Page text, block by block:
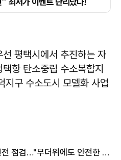
평택시에서 추진하는 자
항 탄소중립 수소복합지
지구 수소도시 모델화 사업
김회천 한수원 사장, 고리원전 점검…"무더위에도 안전한 작업환경 중요"